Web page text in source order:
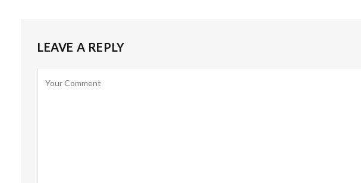
LEAVE A REPLY